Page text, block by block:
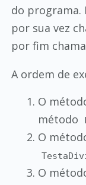
do programa.
por sua vez
por fim
A ordem de
O
método
O
O